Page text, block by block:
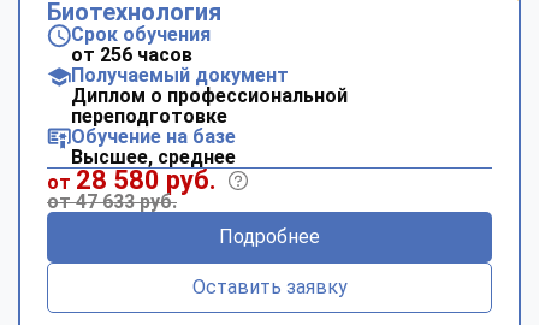
Биотехнология
Срок обучения
от 256 часов
Получаемый документ
Диплом о профессиональной
переподготовке
Обучение на базе
Высшее, среднее
от 28 580 руб.
от 47 633 руб.
Подробнее
Оставить заявку